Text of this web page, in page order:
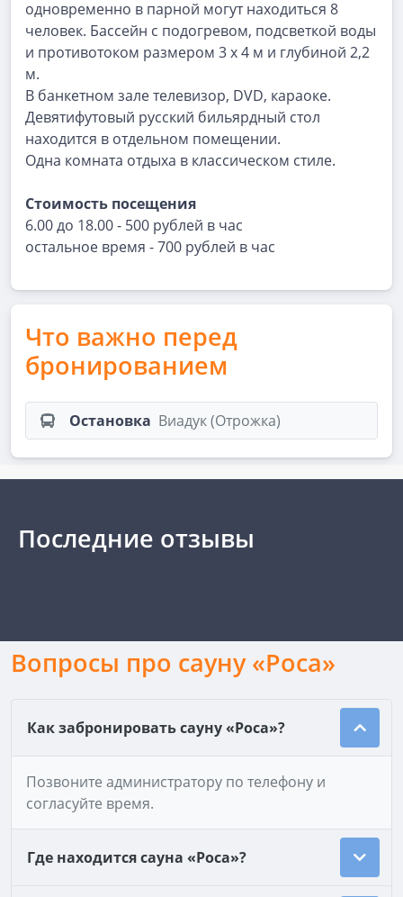
одновременно в парной могут находиться 8
человек. Бассейн с подогревом, подсветкой воды
и противотоком размером 3 х 4 м и глубиной 2,2
м.
В банкетном зале телевизор, DVD, караоке.
Девятифутовый русский бильярдный стол
находится в отдельном помещении.
Одна комната отдыха в классическом стиле.
Стоимость посещения
6.00 до 18.00 - 500 рублей в час
остальное время - 700 рублей в час
Что важно перед
бронированием
Остановка Виадук (Отрожка)
Последние отзывы
Вопросы про сауну «Роса»
Как забронировать сауну «Роса»?
Позвоните администратору по телефону и
согласуйте время.
Где находится сауна «Роса»?